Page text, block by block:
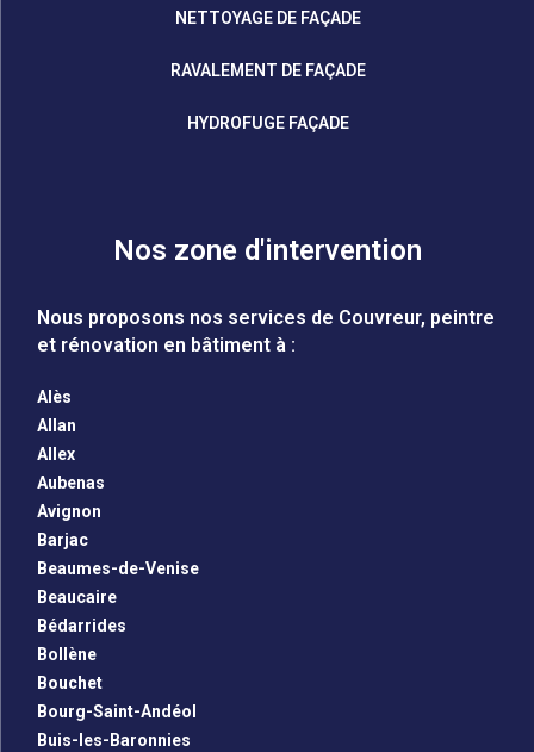
NETTOYAGE DE FAÇADE
RAVALEMENT DE FAÇADE
HYDROFUGE FAÇADE
Nos zone d'intervention
Nous proposons nos services de Couvreur, peintre
et rénovation en bâtiment à :
Alès
Allan
Allex
Aubenas
Avignon
Barjac
Beaumes-de-Venise
Beaucaire
Bédarrides
Bollène
Bouchet
Bourg-Saint-Andéol
Buis-les-Baronnies